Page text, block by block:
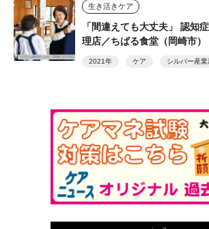
生き活きケア
「間違えても大丈夫」 認知
理店／ちばる食堂（岡崎市）
2021年 ケア シルバー産業